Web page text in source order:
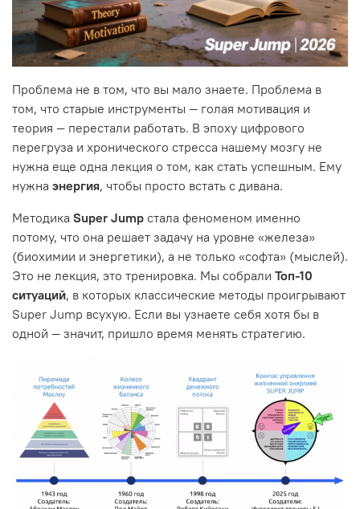
Проблема не в том, что вы мало знаете. Проблема в
том, что старые инструменты — голая мотивация и
теория — перестали работать. В эпоху цифрового
перегруза и хронического стресса нашему мозгу не
нужна еще одна лекция о том, как стать успешным. Ему
нужна энергия, чтобы просто встать с дивана.
Методика Super Jump стала феноменом именно
потому, что она решает задачу на уровне «железа»
(биохимии и энергетики), а не только «софта» (мыслей).
Это не лекция, это тренировка. Мы собрали Топ-10
ситуаций, в которых классические методы проигрывают
Super Jump всухую. Если вы узнаете себя хотя бы в
одной — значит, пришло время менять стратегию.